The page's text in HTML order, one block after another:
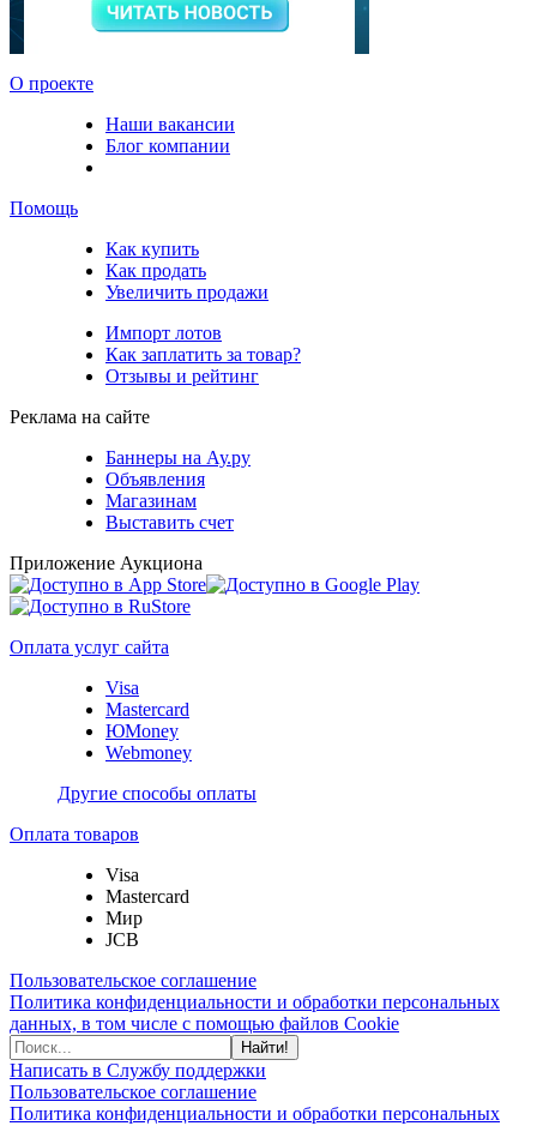
О проекте
Наши вакансии
Блог компании
Помощь
Как купить
Как продать
Увеличить продажи
Импорт лотов
Как заплатить за товар?
Отзывы и рейтинг
Реклама на сайте
Баннеры на Ау.ру
Объявления
Магазинам
Выставить счет
Приложение Аукциона
Оплата услуг сайта
Visa
Mastercard
ЮMoney
Webmoney
Другие способы оплаты
Оплата товаров
Visa
Mastercard
Мир
JCB
Пользовательское соглашение
Политика конфиденциальности и обработки персональных
данных, в том числе с помощью файлов Cookie
Найти!
Написать в Службу поддержки
Пользовательское соглашение
Политика конфиденциальности и обработки персональных